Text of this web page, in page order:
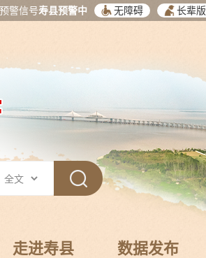
警信号寿县预警中 无障碍 长辈版
走进寿县 数据发布